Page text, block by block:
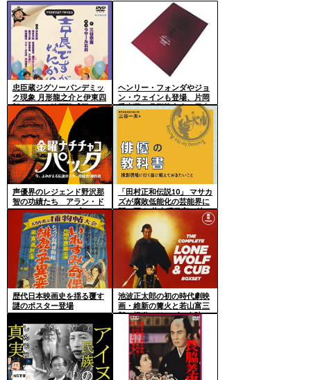
忠臣蔵ジグソーパンデミッ
ク現象 月形龍之介と伊東四
朗をつなぐ映画隆盛群
ヘンリー・フォンダやジョ
ン・ウェインも登場、片岡
千恵蔵、月形龍之介と日本
アカデミー賞の前身の”牧
野省三賞”の存在
声優界のレジェンド野沢那
智の功績たち アラン・ド
ロン～スペースコブラ～パ
ックインミュージック
「田村正和伝説10」 マサカ
ズが腐敗低能化の芸能界に
問い正す 井上昭発言の彼
は”原色”じゃなくて”いろん
な色”の真意 Ｙコンビ「す
っぱい大作戦だろ」
歴代日本映画史を揺る覆す
謎のポスター登場
池波正太郎の初の時代劇映
画・維新の篝火と若山富三
郎の極道シリーズの奇跡の
クロスオーバー